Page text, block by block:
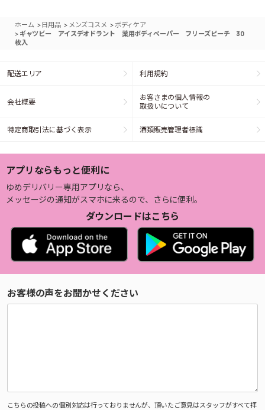
ホーム > 日用品 > メンズコスメ > ボディケア
> ギャツビー アイスデオドラント 薬用ボディペーパー フリーズピーチ 30
枚入
配送エリア 利用規約
会社概要
お客さまの個人情報の
取扱いについて
特定商取引法に基づく表示 酒類販売管理者標識
アプリならもっと便利に
ゆめデリバリー専用アプリなら、
メッセージの通知がスマホに来るので、さらに便利。
ダウンロードはこちら
お客様の声をお聞かせください
こちらの投稿への個別対応は行っておりませんが、頂いたご意見はスタッフがすべて拝